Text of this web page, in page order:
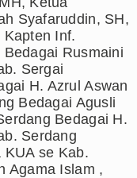
Syafaruddin, SH,
Inf.
Rusmaini
Sergai
H. Azrul Aswan
Bedagai Agusli
Bedagai H.
Serdang
se Kab.
Agama Islam ,